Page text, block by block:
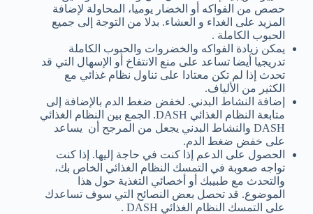
حصص من الفواكه أو الخضار يوميا، المحاولة لإضافة
المزيد على الغداء و العشاء. بدلا من التوجة إلى جميع
الحبوب الكاملة .
يمكن زيادة الفواكه والخضروات والحبوب الكاملة
تدريجيا أيضا تساعد على منع الانتفاخ أو الإسهال التي قد
تحدث إذا لم تكن معتادا على تناول نظام غذائي مع
الكثير من الألياف.
إضافة النشاط البدني. لخفض ضغط الدم بالإضافة إلى
متابعة النظام الغذائي DASH. الجمع بين النظام الغذائي
DASH والنشاط البدني يجعل من المرجح أن يساعد
على خفض ضغط الدم.
الحصول على الدعم إذا كنت في حاجة إليها. إذا كنت
تواجه صعوبة في التمسك النظام الغذائي الخاص بك،
والتحدث مع طبيبك أو أخصائي التغذية حول هذا
الموضوع. قد تحصل بعض النصائح التي سوف تساعدك
على التمسك النظام الغذائي DASH .